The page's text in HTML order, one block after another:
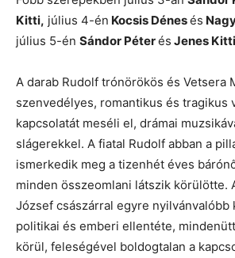
Kitti, július 4-én Kocsis Dénesés
július 5-én Sándor Péterés Jenes Kitti
A darab Rudolf trónörökös és Vetsera
szenvedélyes, romantikus és tragikus
kapcsolatát meséli el, drámai
slágerekkel. A fiatal Rudolf abban a
ismerkedik meg a tizenhét éves
minden összeomlani látszik körülötte.
József császárral egyre
politikai és emberi ellentéte,
körül, feleségével boldogtalan a